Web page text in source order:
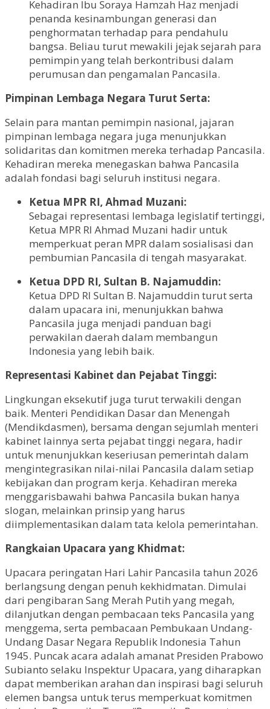
Kehadiran Ibu Soraya Hamzah Haz menjadi
penanda kesinambungan generasi dan
penghormatan terhadap para pendahulu
bangsa. Beliau turut mewakili jejak sejarah para
pemimpin yang telah berkontribusi dalam
perumusan dan pengamalan Pancasila.
Pimpinan Lembaga Negara Turut Serta:
Selain para mantan pemimpin nasional, jajaran
pimpinan lembaga negara juga menunjukkan
solidaritas dan komitmen mereka terhadap Pancasila.
Kehadiran mereka menegaskan bahwa Pancasila
adalah fondasi bagi seluruh institusi negara.
Ketua MPR RI, Ahmad Muzani:
Sebagai representasi lembaga legislatif tertinggi,
Ketua MPR RI Ahmad Muzani hadir untuk
memperkuat peran MPR dalam sosialisasi dan
pembumian Pancasila di tengah masyarakat.
Ketua DPD RI, Sultan B. Najamuddin:
Ketua DPD RI Sultan B. Najamuddin turut serta
dalam upacara ini, menunjukkan bahwa
Pancasila juga menjadi panduan bagi
perwakilan daerah dalam membangun
Indonesia yang lebih baik.
Representasi Kabinet dan Pejabat Tinggi:
Lingkungan eksekutif juga turut terwakili dengan
baik. Menteri Pendidikan Dasar dan Menengah
(Mendikdasmen), bersama dengan sejumlah menteri
kabinet lainnya serta pejabat tinggi negara, hadir
untuk menunjukkan keseriusan pemerintah dalam
mengintegrasikan nilai-nilai Pancasila dalam setiap
kebijakan dan program kerja. Kehadiran mereka
menggarisbawahi bahwa Pancasila bukan hanya
slogan, melainkan prinsip yang harus
diimplementasikan dalam tata kelola pemerintahan.
Rangkaian Upacara yang Khidmat:
Upacara peringatan Hari Lahir Pancasila tahun 2026
berlangsung dengan penuh kekhidmatan. Dimulai
dari pengibaran Sang Merah Putih yang megah,
dilanjutkan dengan pembacaan teks Pancasila yang
menggema, serta pembacaan Pembukaan Undang-
Undang Dasar Negara Republik Indonesia Tahun
1945. Puncak acara adalah amanat Presiden Prabowo
Subianto selaku Inspektur Upacara, yang diharapkan
dapat memberikan arahan dan inspirasi bagi seluruh
elemen bangsa untuk terus memperkuat komitmen